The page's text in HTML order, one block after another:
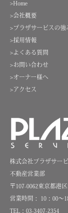
>Home
>会社概要
>プラザサービスの強
>採用情報
>よくある質問
>お問い合わせ
>オーナー様へ
>アクセス
株式会社プラザサー
不動産営業部
〒107-0062東京都港
営業時間： 10：00～
TEL：03-3407-2354